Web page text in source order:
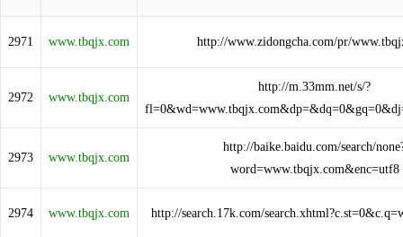
2971 www.tbqjx.com http://www.zidongcha.com/pr/
2972 www.tbqjx.com
http://m.33mm.net/s/?
2973 www.tbqjx.com
http://baike.baidu.com/search/
word=www.tbqjx.com&enc=utf8
2974 www.tbqjx.com http://search.17k.com/